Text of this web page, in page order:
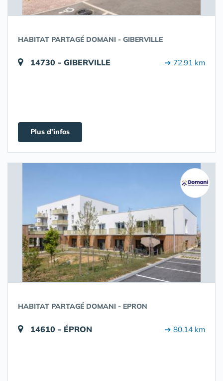
HABITAT PARTAGÉ DOMANI - GIBERVILLE
14730 - GIBERVILLE ➔ 72.91 km
Plus d'infos
HABITAT PARTAGÉ DOMANI - EPRON
14610 - ÉPRON ➔ 80.14 km